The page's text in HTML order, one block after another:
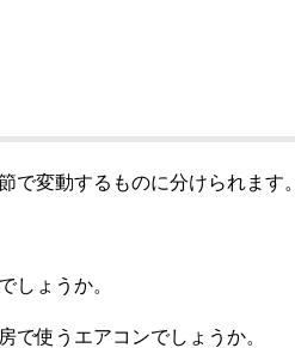
で変動するものに分けられます。
しょうか。
で使うエアコンでしょうか。